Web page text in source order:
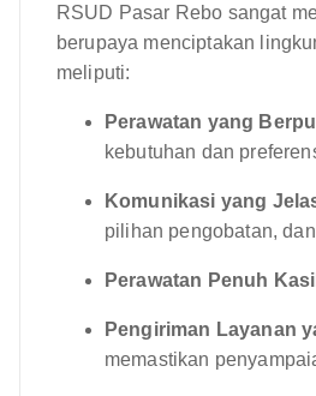
RSUD Pasar Rebo sangat
berupaya menciptakan
meliputi:
Perawatan yang
kebutuhan dan
Komunikasi yang
pilihan pengobatan,
Perawatan Penuh
Pengiriman Layanan
memastikan